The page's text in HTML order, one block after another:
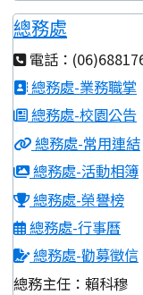
總務處
電話：
總務處-業務職掌
總務處-校園公告
總務處-常用連結
總務處-活動相簿
總務處-榮譽榜
總務處-行事曆
總務處-勸募徵信
總務主任：賴科穆